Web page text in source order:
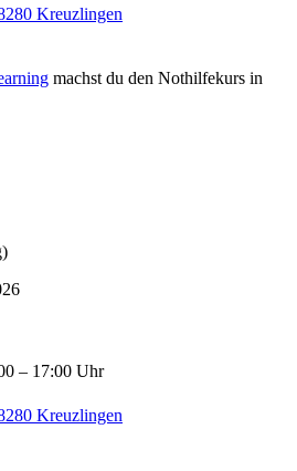
Kreuzlingen
machst du den Nothilfekurs in
– 17:00 Uhr
Kreuzlingen